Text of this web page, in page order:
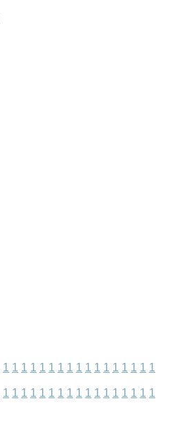
1 1 1 1 1 1 1 1 1 1 1 1 1 1 1 1 1
1 1 1 1 1 1 1 1 1 1 1 1 1 1 1 1 1